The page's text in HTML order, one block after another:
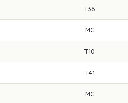
T36
MC
T10
T41
MC